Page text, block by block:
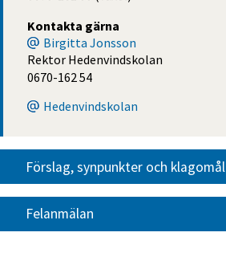
Kontakta gärna
Birgitta Jonsson
Rektor Hedenvindskolan
0670-162 54
Hedenvindskolan
Förslag, synpunkter och klagomål
Felanmälan